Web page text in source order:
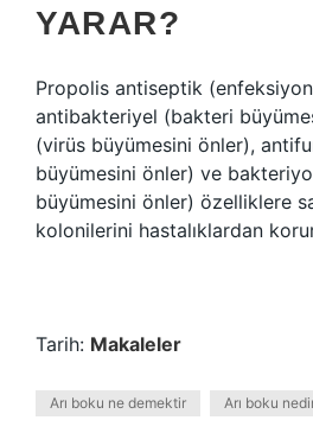
YARAR?
Propolis antiseptik
antibakteriyel (bakteri
(virüs büyümesini önler),
büyümesini önler) ve
büyümesini önler) özelliklere
kolonilerini hastalıklardan
Tarih: Makaleler
Arı boku ne demektir Arı boku